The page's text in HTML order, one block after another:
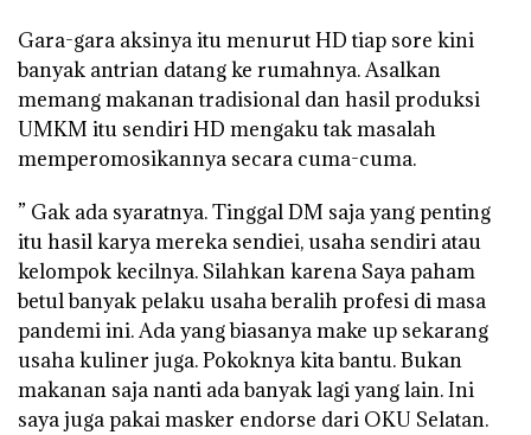
Gara-gara aksinya itu menurut HD tiap sore kini
banyak antrian datang ke rumahnya. Asalkan
memang makanan tradisional dan hasil produksi
UMKM itu sendiri HD mengaku tak masalah
memperomosikannya secara cuma-cuma.
” Gak ada syaratnya. Tinggal DM saja yang penting
itu hasil karya mereka sendiei, usaha sendiri atau
kelompok kecilnya. Silahkan karena Saya paham
betul banyak pelaku usaha beralih profesi di masa
pandemi ini. Ada yang biasanya make up sekarang
usaha kuliner juga. Pokoknya kita bantu. Bukan
makanan saja nanti ada banyak lagi yang lain. Ini
saya juga pakai masker endorse dari OKU Selatan.